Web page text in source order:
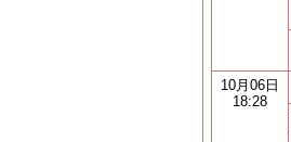
10月06日
18:28